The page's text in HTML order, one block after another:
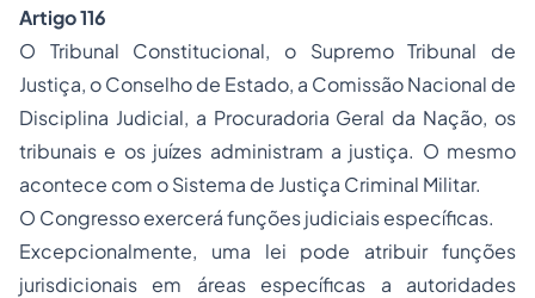
Artigo 116
O Tribunal Constitucional, o Supremo Tribunal de
Justiça, o Conselho de Estado, a Comissão Nacional de
Disciplina Judicial, a Procuradoria Geral da Nação, os
tribunais e os juízes administram a justiça. O mesmo
acontece com o Sistema de Justiça Criminal Militar.
O Congresso exercerá funções judiciais específicas.
Excepcionalmente, uma lei pode atribuir funções
jurisdicionais em áreas específicas a autoridades